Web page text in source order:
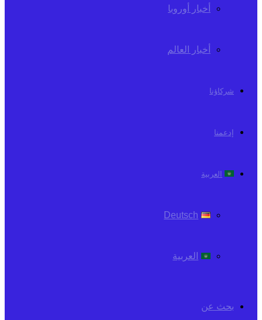
أخبار أوروبا
أخبار العالم
شركاؤنا
إدعمنا
العربية
Deutsch
العربية
بحث عن